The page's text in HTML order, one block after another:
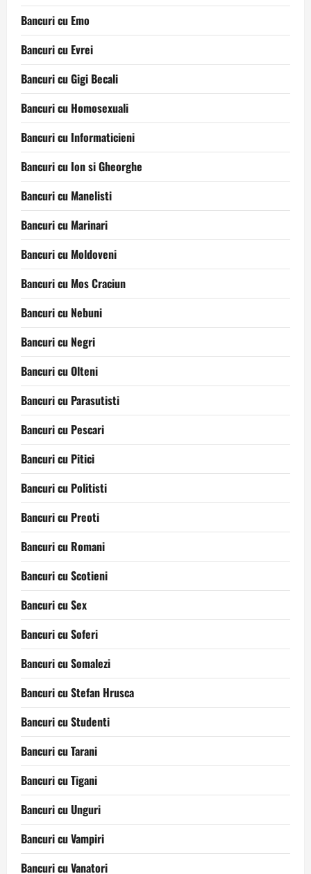
Bancuri cu Emo
Bancuri cu Evrei
Bancuri cu Gigi Becali
Bancuri cu Homosexuali
Bancuri cu Informaticieni
Bancuri cu Ion si Gheorghe
Bancuri cu Manelisti
Bancuri cu Marinari
Bancuri cu Moldoveni
Bancuri cu Mos Craciun
Bancuri cu Nebuni
Bancuri cu Negri
Bancuri cu Olteni
Bancuri cu Parasutisti
Bancuri cu Pescari
Bancuri cu Pitici
Bancuri cu Politisti
Bancuri cu Preoti
Bancuri cu Romani
Bancuri cu Scotieni
Bancuri cu Sex
Bancuri cu Soferi
Bancuri cu Somalezi
Bancuri cu Stefan Hrusca
Bancuri cu Studenti
Bancuri cu Tarani
Bancuri cu Tigani
Bancuri cu Unguri
Bancuri cu Vampiri
Bancuri cu Vanatori